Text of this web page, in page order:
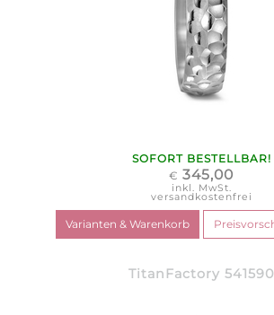
SOFORT BESTELLBAR!
€ 345,00
inkl. MwSt.
versandkostenfrei
TitanFactory 541590